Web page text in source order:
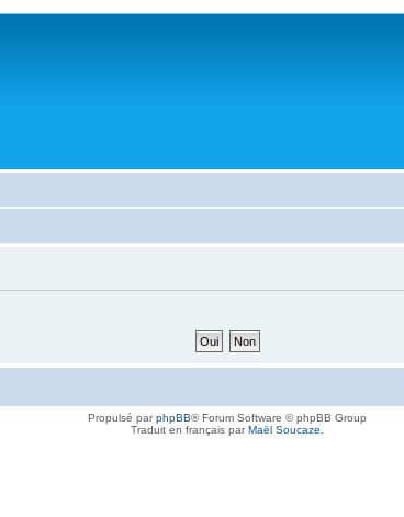
Propulsé parphpBB® Forum Software © phpBB Group
Traduit en français parMaël Soucaze